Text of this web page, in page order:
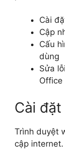
Cài
Cập
Cấu
dùng
Sửa
Office
Cài
Trình duyệt
cập